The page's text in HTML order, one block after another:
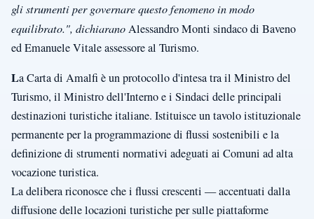
gli strumenti per governare questo fenomeno in modo
equilibrato.", dichiaranoAlessandro Monti sindaco di Baveno
ed Emanuele Vitale assessore al Turismo.
La Carta di Amalfi è un protocollo d'intesa tra il Ministro del
Turismo, il Ministro dell'Interno e i Sindaci delle principali
destinazioni turistiche italiane. Istituisce un tavolo istituzionale
permanente per la programmazione di flussi sostenibili e la
definizione di strumenti normativi adeguati ai Comuni ad alta
vocazione turistica.
La delibera riconosce che i flussi crescenti — accentuati dalla
diffusione delle locazioni turistiche per sulle piattaforme